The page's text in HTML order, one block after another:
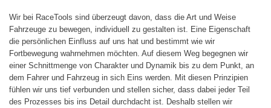
Wir bei RaceTools sind überzeugt davon, dass die Art und Weise
Fahrzeuge zu bewegen, individuell zu gestalten ist. Eine Eigenschaft
die persönlichen Einfluss auf uns hat und bestimmt wie wir
Fortbewegung wahrnehmen möchten. Auf diesem Weg begegnen wir
einer Schnittmenge von Charakter und Dynamik bis zu dem Punkt, an
dem Fahrer und Fahrzeug in sich Eins werden. Mit diesen Prinzipien
fühlen wir uns tief verbunden und stellen sicher, dass dabei jeder Teil
des Prozesses bis ins Detail durchdacht ist. Deshalb stellen wir